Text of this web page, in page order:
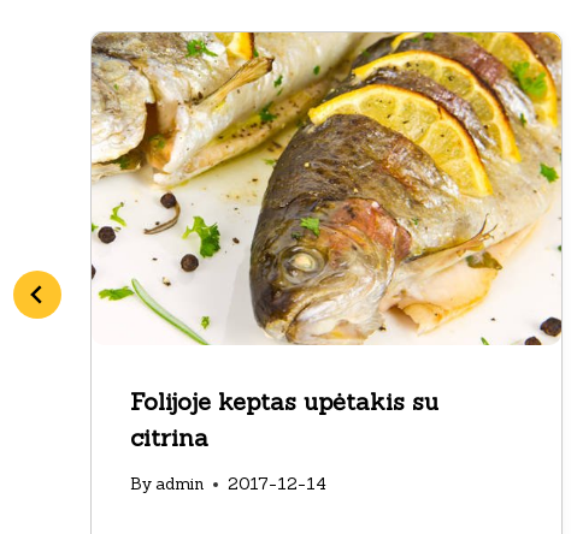
Folijoje keptas upėtakis su
citrina
By admin 2017-12-14